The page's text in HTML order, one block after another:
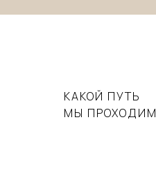
КАКОЙ ПУТЬ
МЫ ПРОХОДИМ